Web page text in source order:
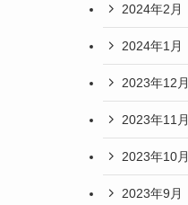
2024年2月
2024年1月
2023年12月
2023年11月
2023年10月
2023年9月